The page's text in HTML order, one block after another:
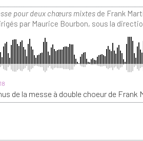
pour deux chœurs mixtes de Frank
par Maurice Bourbon, sous la
de la messe à double choeur de Frank